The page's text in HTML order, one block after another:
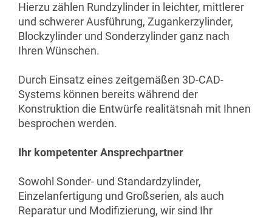
Hierzu zählen Rundzylinder in leichter, mittlerer
und schwerer Ausführung, Zugankerzylinder,
Blockzylinder und Sonderzylinder ganz nach
Ihren Wünschen.
Durch Einsatz eines zeitgemäßen 3D-CAD-
Systems können bereits während der
Konstruktion die Entwürfe realitätsnah mit Ihnen
besprochen werden.
Ihr kompetenter Ansprechpartner
Sowohl Sonder- und Standardzylinder,
Einzelanfertigung und Großserien, als auch
Reparatur und Modifizierung, wir sind Ihr